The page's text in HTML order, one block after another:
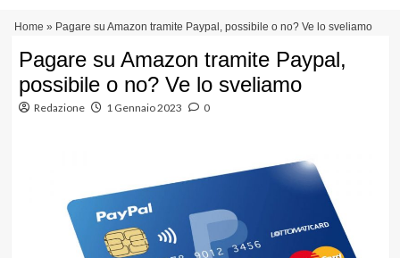
contenuto
Home » Pagare su Amazon tramite Paypal, possibile o no? Ve lo sveliamo
Pagare su Amazon tramite Paypal,
possibile o no? Ve lo sveliamo
Redazione 1 Gennaio 2023 0